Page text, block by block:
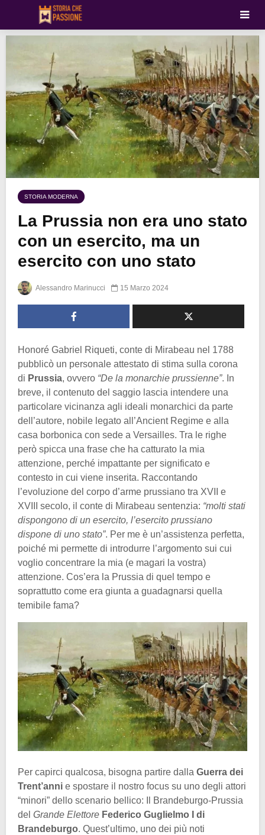
STORIA MODERNA
La Prussia non era uno stato
con un esercito, ma un
esercito con uno stato
Alessandro Marinucci 15 Marzo 2024
Honoré Gabriel Riqueti, conte di Mirabeau nel 1788
pubblicò un personale attestato di stima sulla corona
di Prussia, ovvero “De la monarchie prussienne”. In
breve, il contenuto del saggio lascia intendere una
particolare vicinanza agli ideali monarchici da parte
dell’autore, nobile legato all’Ancient Regime e alla
casa borbonica con sede a Versailles. Tra le righe
però spicca una frase che ha catturato la mia
attenzione, perché impattante per significato e
contesto in cui viene inserita. Raccontando
l’evoluzione del corpo d’arme prussiano tra XVII e
XVIII secolo, il conte di Mirabeau sentenzia: “molti stati
dispongono di un esercito, l’esercito prussiano
dispone di uno stato”. Per me è un’assistenza perfetta,
poiché mi permette di introdurre l’argomento sui cui
voglio concentrare la mia (e magari la vostra)
attenzione. Cos’era la Prussia di quel tempo e
soprattutto come era giunta a guadagnarsi quella
temibile fama?
Per capirci qualcosa, bisogna partire dalla Guerra dei
Trent’anni e spostare il nostro focus su uno degli attori
“minori” dello scenario bellico: Il Brandeburgo-Prussia
del Grande Elettore Federico Guglielmo I di
Brandeburgo. Quest’ultimo, uno dei più noti